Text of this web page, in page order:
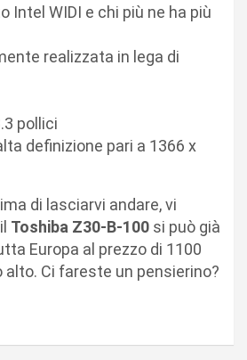
Intel WIDI e chi più ne ha più
realizzata in lega di
pollici
definizione pari a 1366 x
di lasciarvi andare, vi
Toshiba Z30-B-100 si può già
Europa al prezzo di 1100
alto. Ci fareste un pensierino?